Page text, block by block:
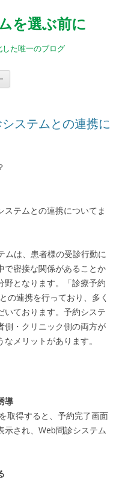
を選ぶ前に
た唯一のブログ
スステムとの連携に
テムとの連携についてま
ムは、患者様の受診行動に
密接な関係があることか
野となります。「診療予約
の連携を行っており、多く
いております。予約システ
側・クリニック側の両方が
メリットがあります。
導
取得すると、予約完了画面
示され、Web問診システム